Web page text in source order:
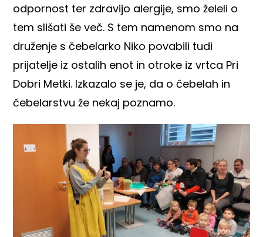
odpornost ter zdravijo alergije, smo želeli o
tem slišati še več. S tem namenom smo na
druženje s čebelarko Niko povabili tudi
prijatelje iz ostalih enot in otroke iz vrtca Pri
Dobri Metki. Izkazalo se je, da o čebelah in
čebelarstvu že nekaj poznamo.